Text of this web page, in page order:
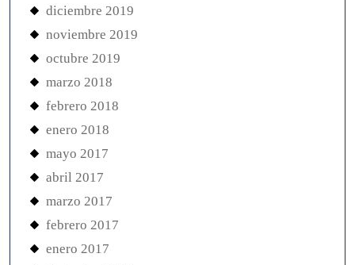
diciembre 2019
noviembre 2019
octubre 2019
marzo 2018
febrero 2018
enero 2018
mayo 2017
abril 2017
marzo 2017
febrero 2017
enero 2017